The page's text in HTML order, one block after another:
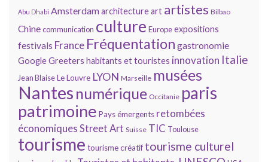
Abu Dhabi Amsterdamarchitectureart artistes Bilbao
Chinecommunication culture Europeexpositions
festivals France Fréquentation gastronomie
GoogleGreeters habitants et touristes innovation Italie
Jean BlaiseLe Louvre LYON Marseille musées
Nantes numérique Occitanie paris
patrimoine Pays émergents retombées
économiques Street Art Suisse TIC Toulouse
tourisme tourisme créatif tourisme culturel